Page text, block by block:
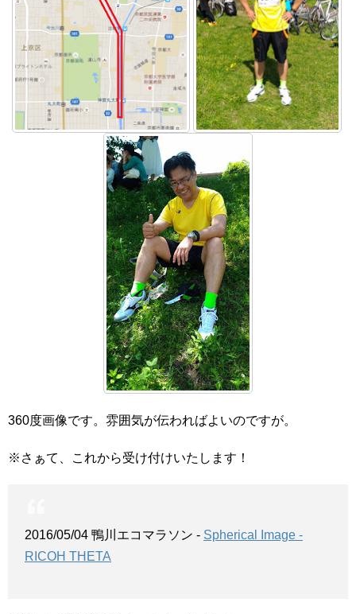
360度画像です。雰囲気が伝わればよいのですが。
※さぁて、これから受け付けいたします！
2016/05/04 鴨川エコマラソン - Spherical Image -
RICOH THETA